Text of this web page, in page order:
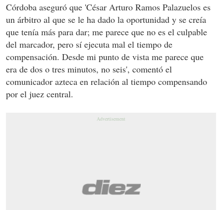
Córdoba aseguró que 'César Arturo Ramos Palazuelos es
un árbitro al que se le ha dado la oportunidad y se creía
que tenía más para dar; me parece que no es el culpable
del marcador, pero sí ejecuta mal el tiempo de
compensación. Desde mi punto de vista me parece que
era de dos o tres minutos, no seis', comentó el
comunicador azteca en relación al tiempo compensando
por el juez central.